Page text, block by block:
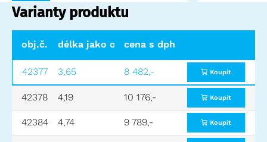
Varianty produktu
obj.č. délka jako opěrný žebřík (m)
cena s dph
42377 3,65 1,83
8 482,- Koupit
42378 4,19 2,13
10 176,- Koupit
42384 4,74 2,41
9 789,- Koupit